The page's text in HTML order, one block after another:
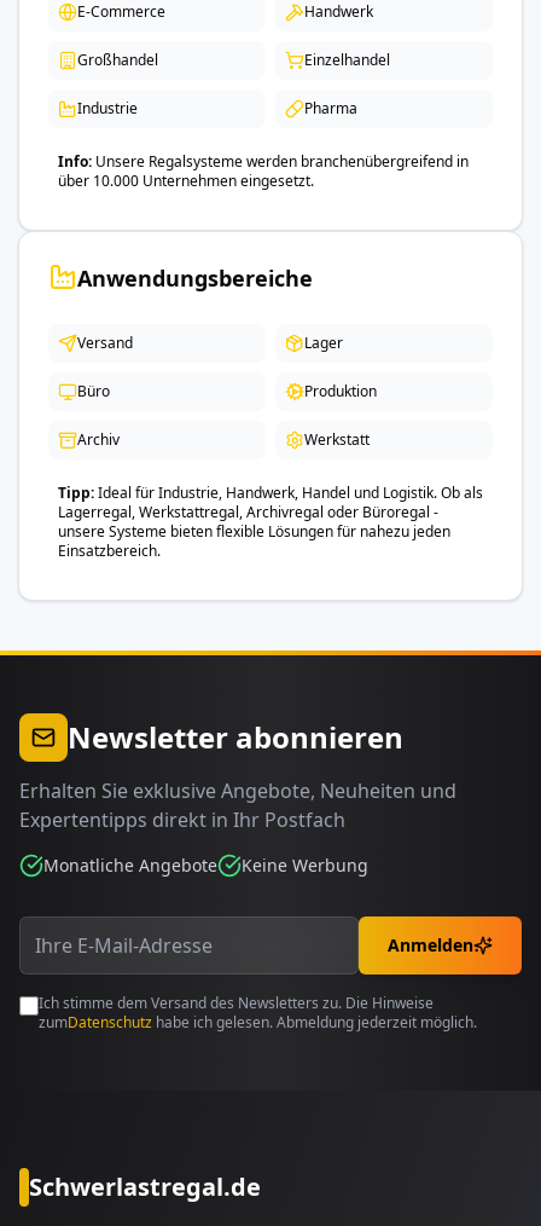
E-Commerce Handwerk
Großhandel Einzelhandel
Industrie Pharma
Info Unsere Regalsysteme werden branchenübergreifend in
über 10.000 Unternehmen eingesetzt.
Anwendungsbereiche
Versand Lager
Büro Produktion
Archiv Werkstatt
Tipp Ideal für Industrie, Handwerk, Handel und Logistik. Ob als
Lagerregal, Werkstattregal, Archivregal oder Büroregal -
unsere Systeme bieten flexible Lösungen für nahezu jeden
Einsatzbereich.
Newsletter abonnieren
Erhalten Sie exklusive Angebote, Neuheiten und
Expertentipps direkt in Ihr Postfach
Monatliche Angebote Keine Werbung
Anmelden
Ich stimme dem Versand des Newsletters zu. Die Hinweise
zumDatenschutz habe ich gelesen. Abmeldung jederzeit möglich.
Schwerlastregal.de